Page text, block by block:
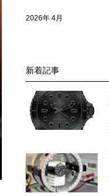
2026年 4月
新着記事